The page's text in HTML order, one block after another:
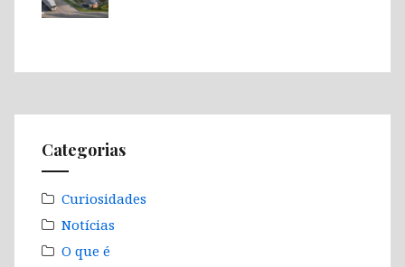
Categorias
Curiosidades
Notícias
O que é